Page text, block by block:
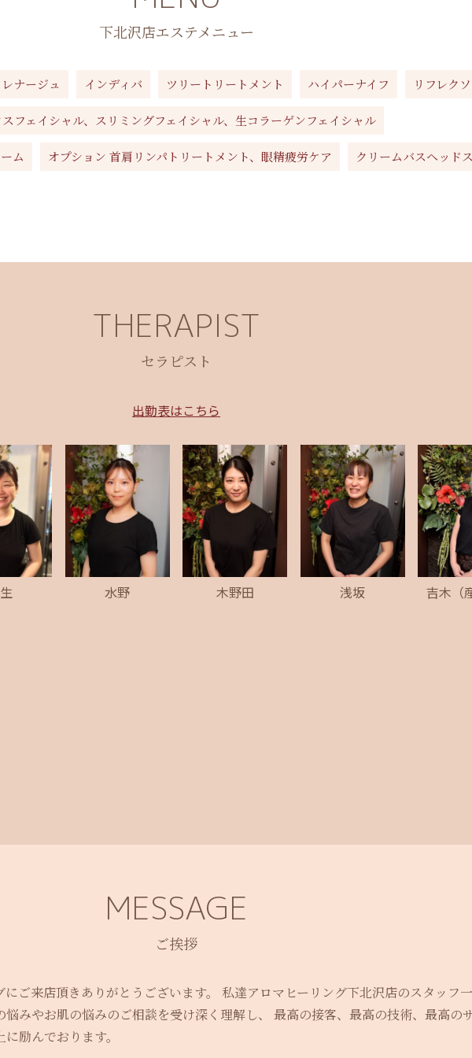
下北沢店エステメニュー
ナージュ インディバ ツリートリートメント ハイパーナイフ リフレク
フェイシャル、スリミングフェイシャル、生コラーゲンフェイシャル
ム オプション 首肩リンパトリートメント、眼精疲労ケア クリームバスヘッド
THERAPIST
セラピスト
出勤表はこちら
水野 木野田 浅坂 吉木（
MESSAGE
ご挨拶
ご来店頂きありがとうございます。 私達アロマヒーリング下北沢店のスタッフ
みやお肌の悩みのご相談を受け深く理解し、 最高の接客、最高の技術、最高の
励んでおります。